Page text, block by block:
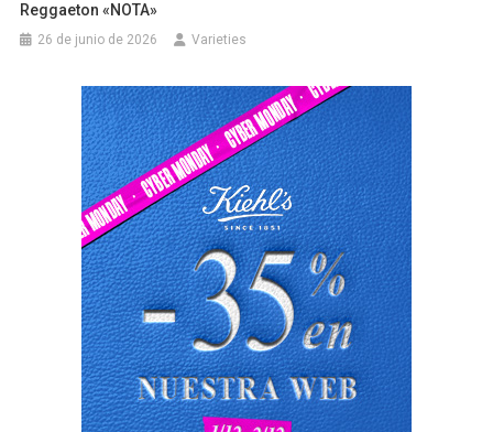
Reggaeton «NOTA»
26 de junio de 2026 Varieties